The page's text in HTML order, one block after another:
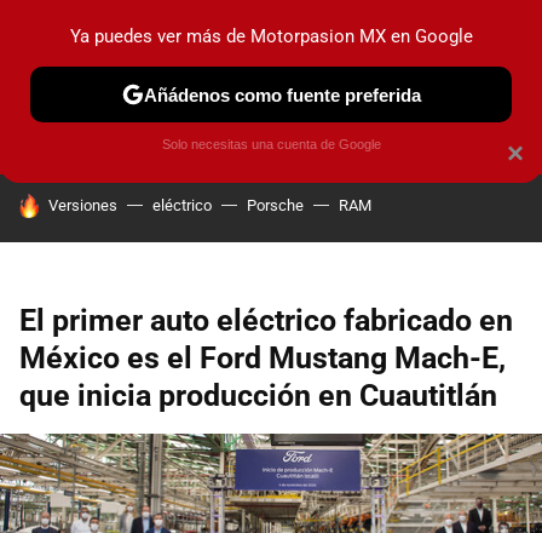
PRUEBAS INDUSTRIA HOY NO CIRCULA
HOY SE HABLA DE
Versiones eléctrico Porsche RAM
El primer auto eléctrico fabricado en
México es el Ford Mustang Mach-E,
que inicia producción en Cuautitlán
×
Ya puedes ver más de Motorpasion MX en Google
Añádenos como fuente preferida
Solo necesitas una cuenta de Google